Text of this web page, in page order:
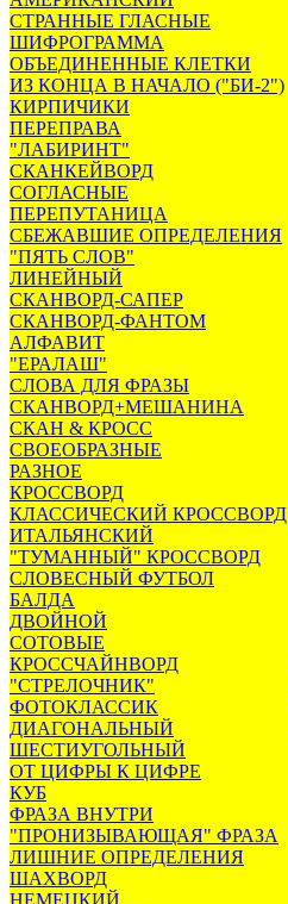
СТРАННЫЕ ГЛАСНЫЕ
ШИФРОГРАММА
ОБЪЕДИНЕННЫЕ КЛЕТКИ
ИЗ КОНЦА В НАЧАЛО ("БИ-2")
КИРПИЧИКИ
ПЕРЕПРАВА
"ЛАБИРИНТ"
СКАНКЕЙВОРД
СОГЛАСНЫЕ
ПЕРЕПУТАНИЦА
СБЕЖАВШИЕ ОПРЕДЕЛЕНИЯ
"ПЯТЬ СЛОВ"
ЛИНЕЙНЫЙ
СКАНВОРД-САПЕР
СКАНВОРД-ФАНТОМ
АЛФАВИТ
"ЕРАЛАШ"
СЛОВА ДЛЯ ФРАЗЫ
СКАНВОРД+МЕШАНИНА
СКАН & КРОСС
СВОЕОБРАЗНЫЕ
РАЗНОЕ
КРОССВОРД
КЛАССИЧЕСКИЙ КРОССВОРД
ИТАЛЬЯНСКИЙ
"ТУМАННЫЙ" КРОССВОРД
СЛОВЕСНЫЙ ФУТБОЛ
БАЛДА
ДВОЙНОЙ
СОТОВЫЕ
КРОССЧАЙНВОРД
"СТРЕЛОЧНИК"
ФОТОКЛАССИК
ДИАГОНАЛЬНЫЙ
ШЕСТИУГОЛЬНЫЙ
ОТ ЦИФРЫ К ЦИФРЕ
КУБ
ФРАЗА ВНУТРИ
"ПРОНИЗЫВАЮЩАЯ" ФРАЗА
ЛИШНИЕ ОПРЕДЕЛЕНИЯ
ШАХВОРД
НЕМЕЦКИЙ